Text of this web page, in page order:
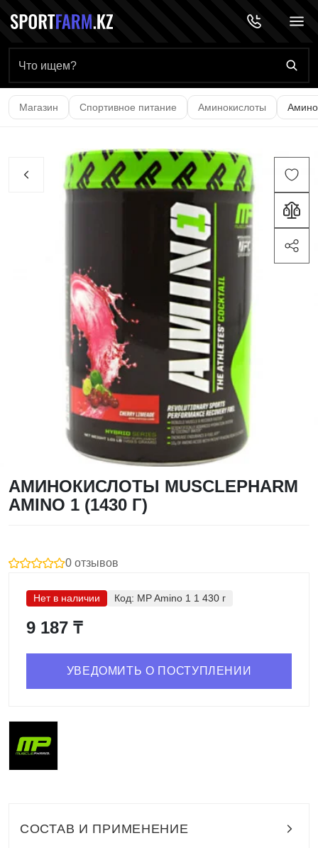
Главная страница
Магазин Спортивное питание Аминокислоты
АМИНОКИСЛОТЫ MUSCLEPHARM
AMINO 1 (1430 Г)
0 отзывов
Нет в наличии Код: MP Amino 1 1 430 г
9 187 ₸
УВЕДОМИТЬ О ПОСТУПЛЕНИИ
СОСТАВ И ПРИМЕНЕНИЕ